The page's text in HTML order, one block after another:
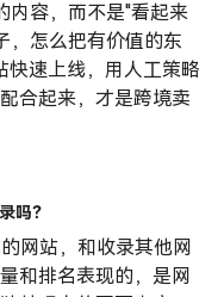
内容，而不是"看起来
，怎么把有价值的东
快速上线，用人工策略
合起来，才是跨境卖
吗？
网站，和收录其他网
和排名表现的，是网